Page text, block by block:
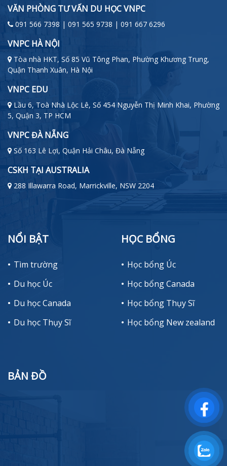
VĂN PHÒNG TƯ VẤN DU HỌC VNPC
091 566 7398 | 091 565 9738 | 091 667 6296
VNPC HÀ NỘI
Tòa nhà HKT, Số 85 Vũ Tông Phan, Phường Khương Trung,
Quận Thanh Xuân, Hà Nội
VNPC EDU
Lầu 6, Toà Nhà Lộc Lê, Số 454 Nguyễn Thị Minh Khai, Phường
5, Quận 3, TP HCM
VNPC ĐÀ NẴNG
Số 163 Lê Lợi, Quận Hải Châu, Đà Nẵng
CSKH TẠI AUSTRALIA
288 Illawarra Road, Marrickville, NSW 2204
NỔI BẬT
Tìm trường
Du học Úc
Du học Canada
Du học Thụy Sĩ
HỌC BỔNG
Học bổng Úc
Học bổng Canada
Học bổng Thụy Sĩ
Học bổng New zealand
BẢN ĐỒ